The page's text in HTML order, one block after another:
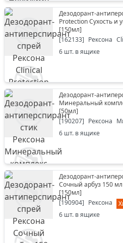
Дезодорант-
Protection Сухость и
[150мл]
[162133] Рексона
6 шт. в ящике
Дезодорант-
Минеральный
[50мл]
[190207] Рексона
6 шт. в ящике
Дезодорант-
Сочный арбуз 150 мл
[150мл]
[190904] Рексона
6 шт. в ящике